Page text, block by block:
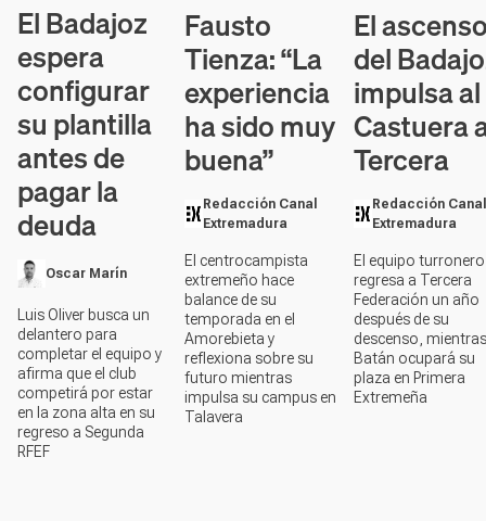
El Badajoz
espera
configurar
su plantilla
antes de
pagar la
deuda
Oscar Marín
Luis Oliver busca un
delantero para
completar el equipo y
afirma que el club
competirá por estar
en la zona alta en su
regreso a Segunda
RFEF
Fausto
Tienza: “La
experiencia
ha sido muy
buena”
Redacción Canal
Extremadura
El centrocampista
extremeño hace
balance de su
temporada en el
Amorebieta y
reflexiona sobre su
futuro mientras
impulsa su campus en
Talavera
El
del
impulsa al
Castuera
Tercera
Redacción
Extremadura
El equipo turronero
regresa a Tercera
Federación un año
después de su
descenso,
Batán ocupará su
plaza en Primera
Extremeña